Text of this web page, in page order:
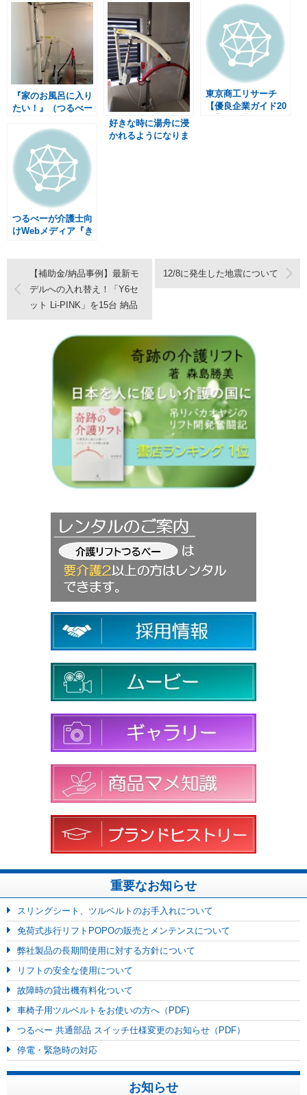
『家のお風呂に入り
たい！』（つるべー
好きな時に湯舟に浸
かれるようになりま
東京商工リサーチ
【優良企業ガイド20
つるべーが介護士向
けWebメディア『き
【補助金/納品事例】最新モ
デルへの入れ替え！「Y6セ
ット Li-PINK」を15台 納品
12/8に発生した地震について
重要なお知らせ
スリングシート、ツルベルトのお手入れについて
免荷式歩行リフトPOPOの販売とメンテンスについて
弊社製品の長期間使用に対する方針について
リフトの安全な使用について
故障時の貸出機有料化ついて
車椅子用ツルベルトをお使いの方へ（PDF)
つるべー 共通部品 スイッチ仕様変更のお知らせ（PDF）
停電・緊急時の対応
お知らせ